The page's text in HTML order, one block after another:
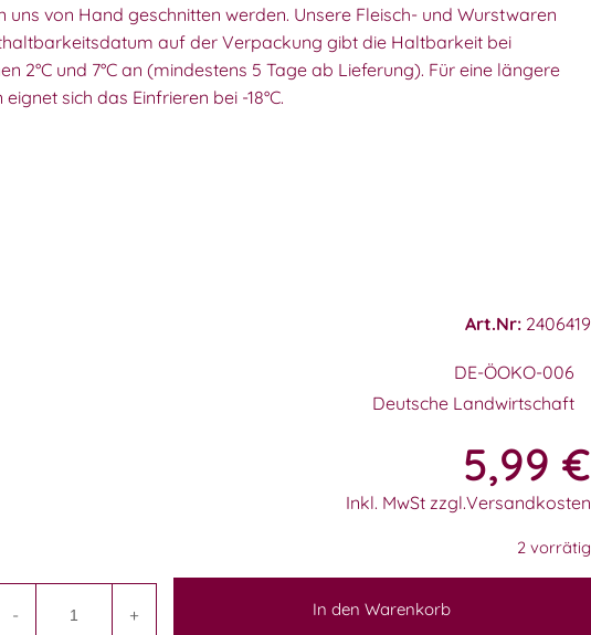
uns von Hand geschnitten werden. Unsere Fleisch- und Wurstwaren
auf der Verpackung gibt die Haltbarkeit bei
2°C und 7°C an (mindestens 5 Tage ab Lieferung). Für eine längere
sich das Einfrieren bei -18°C.
Art.Nr: 2406419
DE-ÖOKO-006
Deutsche Landwirtschaft
5,99 €
Inkl. MwSt zzgl.Versandkosten
2 vorrätig
- + In den Warenkorb